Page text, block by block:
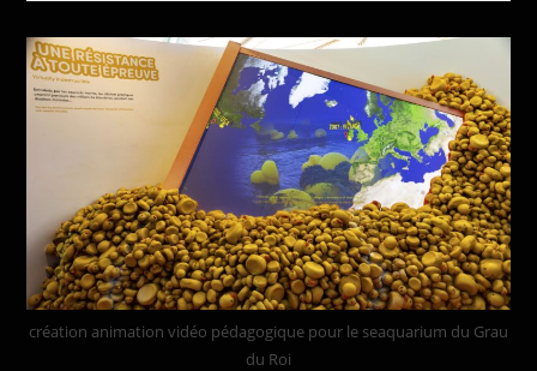
création animation vidéo pédagogique pour le seaquarium du Grau
du Roi